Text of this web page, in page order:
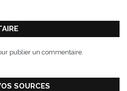
publier un commentaire.
SOURCES